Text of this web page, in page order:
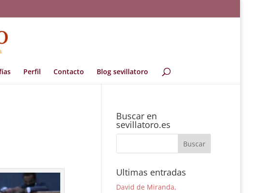
Perfil Contacto Blog sevillatoro
Buscar en
sevillatoro.es
Ultimas entradas
David de Miranda,